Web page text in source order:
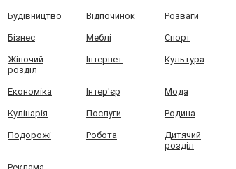
Будівництво Відпочинок Розваги
Бізнес Меблі Спорт
Жіночий
розділ
Інтернет Культура
Економіка Інтер'єр Мода
Кулінарія Послуги Родина
Подорожі Робота
Дитячий
розділ